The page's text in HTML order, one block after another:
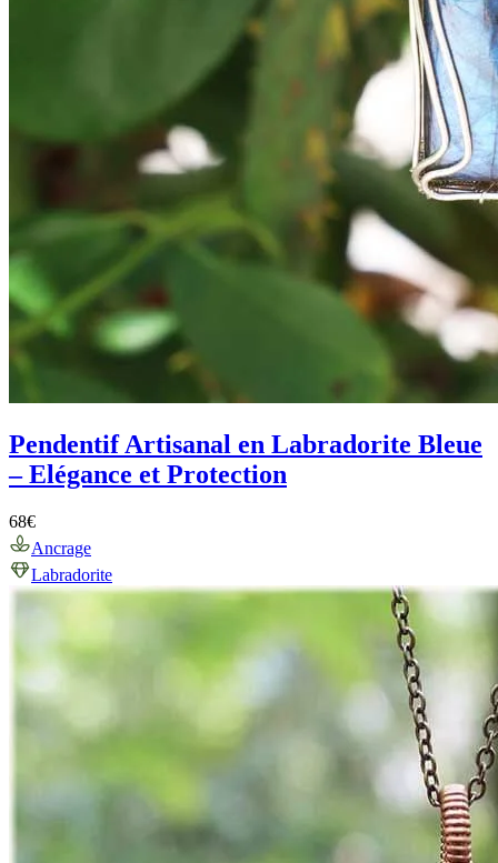
Pendentif Artisanal en Labradorite Bleue
– Elégance et Protection
68€
Ancrage
Labradorite